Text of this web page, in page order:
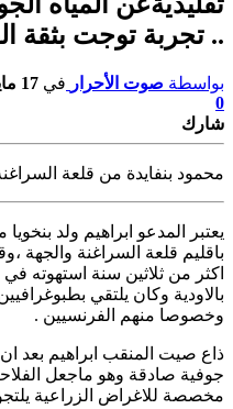
.. تجربة توجت بثقة
بواسطة صوت الأحرار في 17 مايو, 2019
0
شارك
محمود بنفايدة من قلعة
يعتبر المدعو ابراهيم ولد
باقليم قلعة السراغنة والجهة
اكثر من ثلاثين سنة استهوته في
بالاودية وكان يلتقي
وخصوصا منهم الفرنسيين .
ذاع صيت المنقب ابراهيم بعد
جوفية صادقة وهو ماجعل
مخصصة للاغراض الزراعية